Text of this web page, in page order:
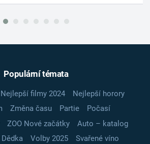
Populární témata
Nejlepší filmy 2024
Nejlepší horory
Změna času Partie
Počasí
ZOO Nové začátky
Auto – katalog
Volby 2025
Svařené víno